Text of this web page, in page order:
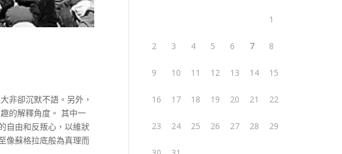
非卻沉默不語。另外，
的解釋角度。 其中一
自由和反叛心，以維狀
像蘇格拉底般為真理而
1
2 3 4 5 6 7 8
9 10 11 12 13 14 15
16 17 18 19 20 21 22
23 24 25 26 27 28 29